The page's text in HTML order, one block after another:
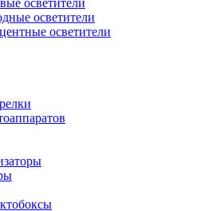
осветители
осветители
осветители